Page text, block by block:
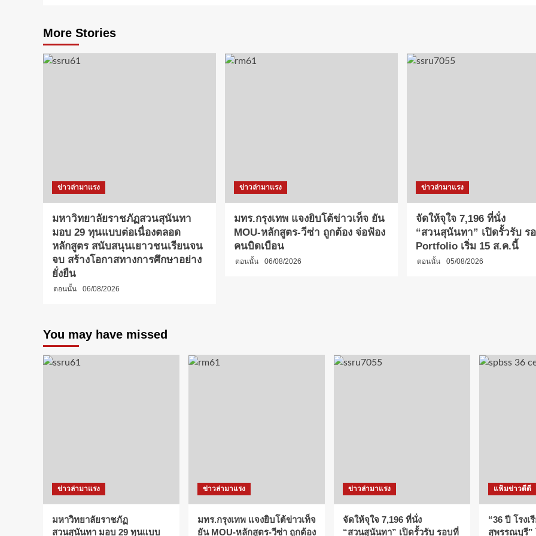
More Stories
ข่าวล่ามาแรง
มหาวิทยาลัยราชภัฏสวนสุนันทา
มอบ 29 ทุนแบบต่อเนื่องตลอด
หลักสูตร สนับสนุนเยาวชนเรียนจน
จบ สร้างโอกาสทางการศึกษาอย่าง
ยั่งยืน
ตอนนั้น 06/08/2026
ข่าวล่ามาแรง
มทร.กรุงเทพ แจงยิบโต้ข่าวเท็จ ยัน
MOU-หลักสูตร-วีซ่า ถูกต้อง จ่อฟ้อง
คนบิดเบือน
ตอนนั้น 06/08/2026
ข่าวล่ามาแรง
จัดให้จุใจ 7,196 ที่นั่ง
“สวนสุนันทา” เปิดรั้วรับ ร
Portfolio เริ่ม 15 ส.ค.นี้
ตอนนั้น 05/08/2026
You may have missed
ข่าวล่ามาแรง
มหาวิทยาลัยราชภัฏ
สวนสุนันทา มอบ 29 ทุนแบบ
ข่าวล่ามาแรง
มทร.กรุงเทพ แจงยิบโต้ข่าวเท็จ
ยัน MOU-หลักสูตร-วีซ่า ถูกต้อง
ข่าวล่ามาแรง
จัดให้จุใจ 7,196 ที่นั่ง
“สวนสุนันทา” เปิดรั้วรับ รอบที่
แฟ้มข่าวดีดี
“36 ปี โรง
สุพรรณบุรี”